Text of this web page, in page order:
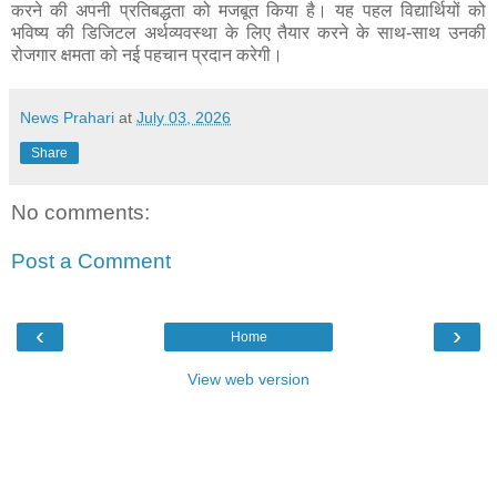
करने की अपनी प्रतिबद्धता को मजबूत किया है। यह पहल विद्यार्थियों को
भविष्य की डिजिटल अर्थव्यवस्था के लिए तैयार करने के साथ-साथ उनकी
रोजगार क्षमता को नई पहचान प्रदान करेगी।
News Prahari at July 03, 2026
Share
No comments:
Post a Comment
‹ ›
Home
View web version